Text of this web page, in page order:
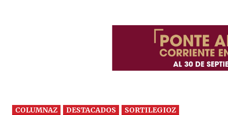
COLUMNAZ DESTACADOS SORTILEGIOZ